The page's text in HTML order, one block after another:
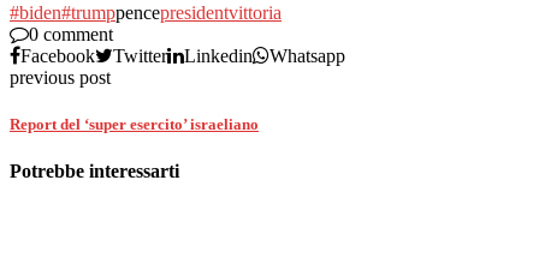
#biden#trumppencepresidentvittoria
0 comment
Facebook
Twitter Linkedin
Whatsapp
previous post
Report del ‘super esercito’ israeliano
Potrebbe interessarti